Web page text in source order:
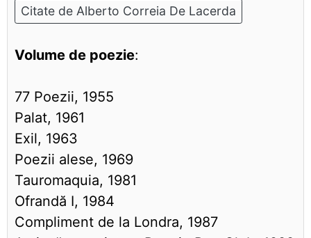
Citate de Alberto Correia De Lacerda
Volume de poezie:
77 Poezii, 1955
Palat, 1961
Exil, 1963
Poezii alese, 1969
Tauromaquia, 1981
Ofrandă I, 1984
Compliment de la Londra, 1987